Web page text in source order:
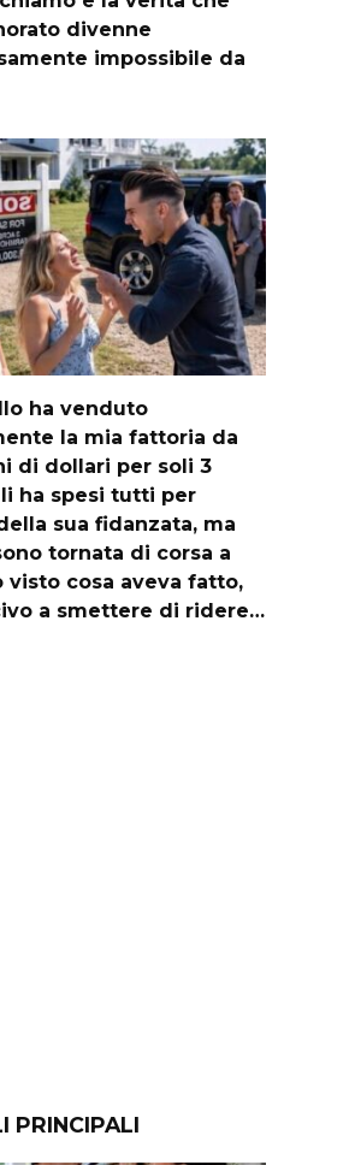
divenne
impossibile da
ha venduto
la mia fattoria da
di dollari per soli 3
ha spesi tutti per
sua fidanzata, ma
tornata di corsa a
visto cosa aveva fatto,
a smettere di ridere…
PRINCIPALI